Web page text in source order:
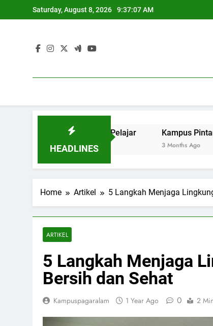
to
Saturday, August 8, 2026 9:37:08 AM
HEADLINES
Pekerjaan Pelajar Kampus Pintar: Penerapan
Home Artikel 5 Langkah Menjaga
ARTIKEL
5 Langkah Menjaga
Bersih dan Sehat
Kampuspagaralam 1 Year Ago 0 2